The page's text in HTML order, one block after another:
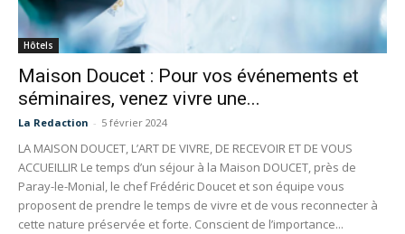
Hôtels
Maison Doucet : Pour vos événements et
séminaires, venez vivre une...
La Redaction - 5 février 2024
LA MAISON DOUCET, L’ART DE VIVRE, DE RECEVOIR ET DE VOUS
ACCUEILLIR Le temps d’un séjour à la Maison DOUCET, près de
Paray-le-Monial, le chef Frédéric Doucet et son équipe vous
proposent de prendre le temps de vivre et de vous reconnecter à
cette nature préservée et forte. Conscient de l’importance...